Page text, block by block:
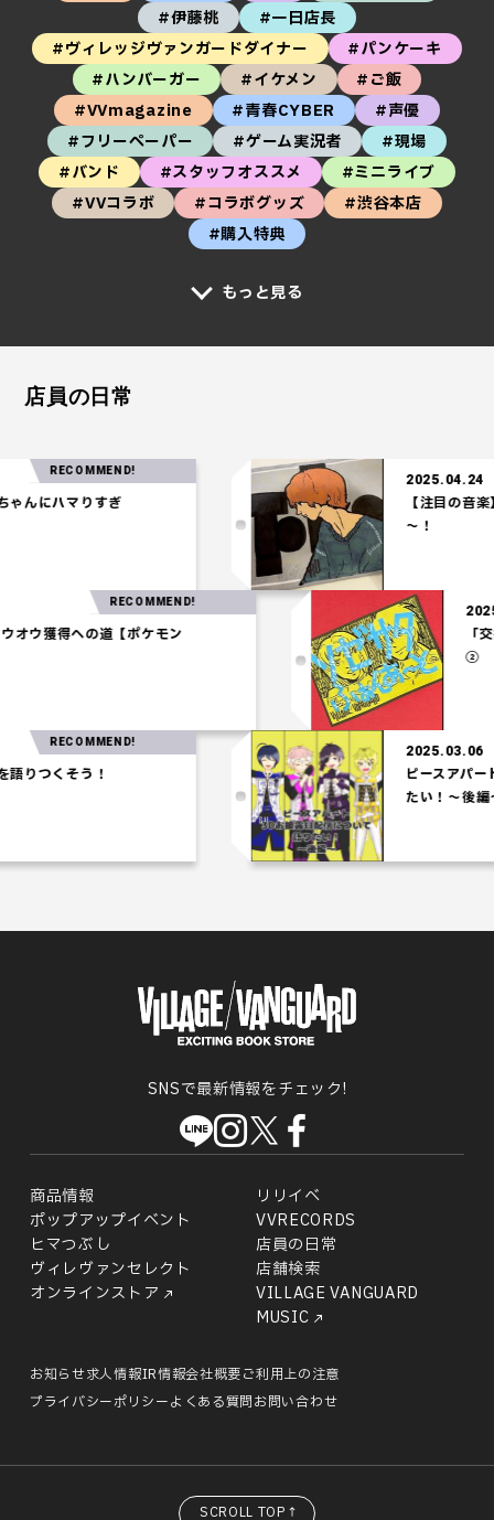
#伊藤桃
#一日店長
#ヴィレッジヴァンガードダイナー
#パンケーキ
#ハンバーガー
#イケメン
#ご飯
#VVmagazine
#青春CYBER
#声優
#フリーペーパー
#ゲーム実況者
#現場
#バンド
#スタッフオススメ
#ミニライブ
#VVコラボ
#コラボグッズ
#渋谷本店
#購入特典
もっと見る
店員の日常
にハマりすぎ
RECOMMEND!
2025.04.24
【注目の音楽】
～！
ホウオウ獲得への道【ポケモン
RECOMMEND!
つくそう！
RECOMMEND!
2025.03.06
ピースアパート
たい！～後編～
SNSで最新情報をチェック!
商品情報
リリイベ
ポップアップイベント
VVRECORDS
ヒマつぶし
店員の日常
ヴィレヴァンセレクト
店舗検索
オンラインストア
VILLAGE VANGUARD
MUSIC
お知らせ求人情報IR情報会社概要ご利用上の注意
プライバシーポリシーよくある質問お問い合わせ
SCROLL TOP↑